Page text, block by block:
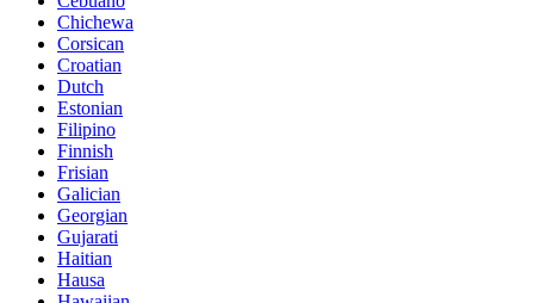
Chichewa
Corsican
Croatian
Dutch
Estonian
Filipino
Finnish
Frisian
Galician
Georgian
Gujarati
Haitian
Hausa